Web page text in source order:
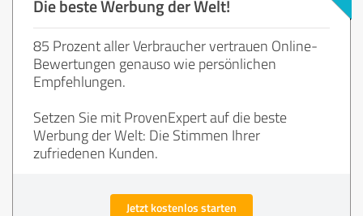
Die beste Werbung der Welt!
85 Prozent aller Verbraucher vertrauen Online-
Bewertungen genauso wie persönlichen
Empfehlungen.
Setzen Sie mit ProvenExpert auf die beste
Werbung der Welt: Die Stimmen Ihrer
zufriedenen Kunden.
Jetzt kostenlos starten